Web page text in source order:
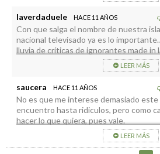
laverdaduele HACE 11 AÑOS
Con que salga el nombre de nuestra
nacional televisado ya es lo
lluvia de críticas de ignorantes made in
aparecer ahora es caso aparteLEER MÁS
saucera HACE 11 AÑOS
No es que me interese demasiado
encuentro hasta ridiculos, pero como
hacer lo que quiera, pues vale.
Pero lo de hacer una ofrenda a la
la mayoria de ellos no ha pisado una
LEER MÁS